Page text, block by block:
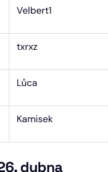
Velbert1
txrxz
Lůca
Kamisek
dubna